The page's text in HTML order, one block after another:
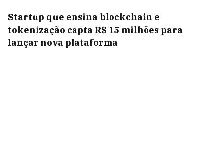
Startup que ensina blockchain e
tokenização capta R$ 15 milhões para
lançar nova plataforma